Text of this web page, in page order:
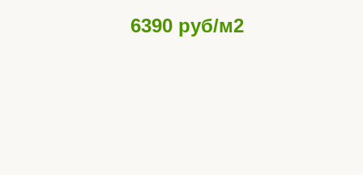
6390 руб/м2